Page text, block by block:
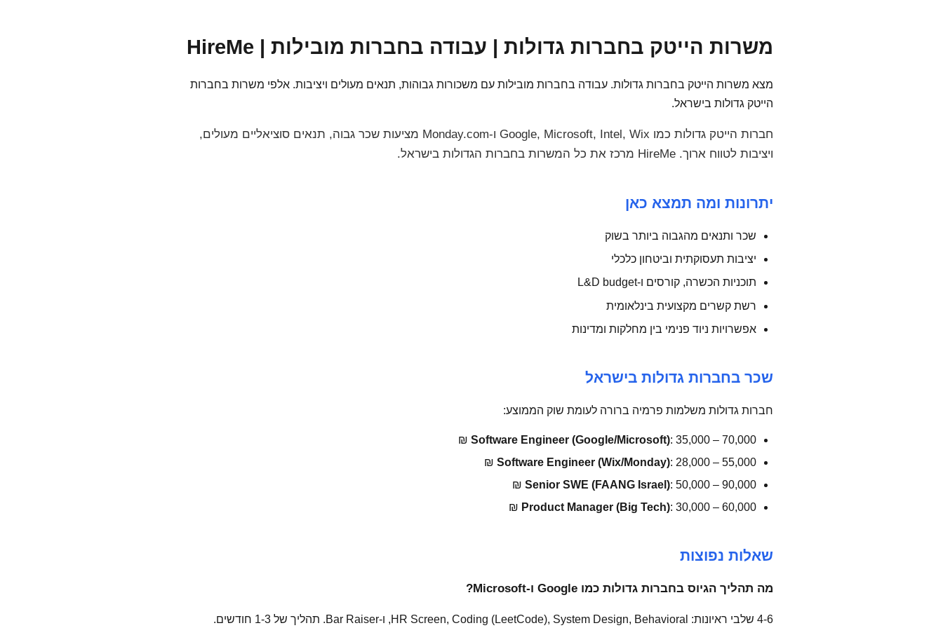
משרות הייטק בחברות גדולות | עבודה בחברות מובילות | HireMe
מצא משרות הייטק בחברות גדולות. עבודה בחברות מובילות עם משכורות גבוהות, תנאים מעולים ויציבות. אלפי משרות בחברות
הייטק גדולות בישראל.
חברות הייטק גדולות כמו Google, Microsoft, Intel, Wix ו-Monday.com מציעות שכר גבוה, תנאים סוציאליים מעולים,
ויציבות לטווח ארוך. HireMe מרכז את כל המשרות בחברות הגדולות בישראל.
יתרונות ומה תמצא כאן
שכר ותנאים מהגבוה ביותר בשוק
יציבות תעסוקתית וביטחון כלכלי
תוכניות הכשרה, קורסים ו-L&D budget
רשת קשרים מקצועית בינלאומית
אפשרויות ניוד פנימי בין מחלקות ומדינות
שכר בחברות גדולות בישראל
חברות גדולות משלמות פרמיה ברורה לעומת שוק הממוצע:
Software Engineer (Google/Microsoft): 35,000 – 70,000 ₪
Software Engineer (Wix/Monday): 28,000 – 55,000 ₪
Senior SWE (FAANG Israel): 50,000 – 90,000 ₪
Product Manager (Big Tech): 30,000 – 60,000 ₪
שאלות נפוצות
מה תהליך הגיוס בחברות גדולות כמו Google ו-Microsoft?
4-6 שלבי ראיונות: HR Screen, Coding (LeetCode), System Design, Behavioral, ו-Bar Raiser. תהליך של 1-3 חודשים.